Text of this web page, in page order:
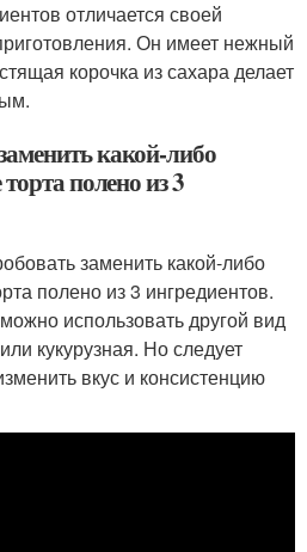
отличается своей
Он имеет нежный
корочка из сахара делает
какой-либо
полено из 3
заменить какой-либо
полено из 3 ингредиентов.
использовать другой вид
кукурузная. Но следует
вкус и консистенцию